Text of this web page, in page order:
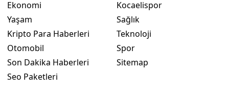
Giresun
Ekonomi
Yaşam
Kripto Para Haberleri
Otomobil
Son Dakika Haberleri
Seo Paketleri
Kocaelispor
Sağlık
Teknoloji
Spor
Sitemap